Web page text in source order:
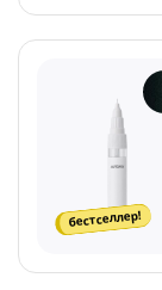
бестселлер!